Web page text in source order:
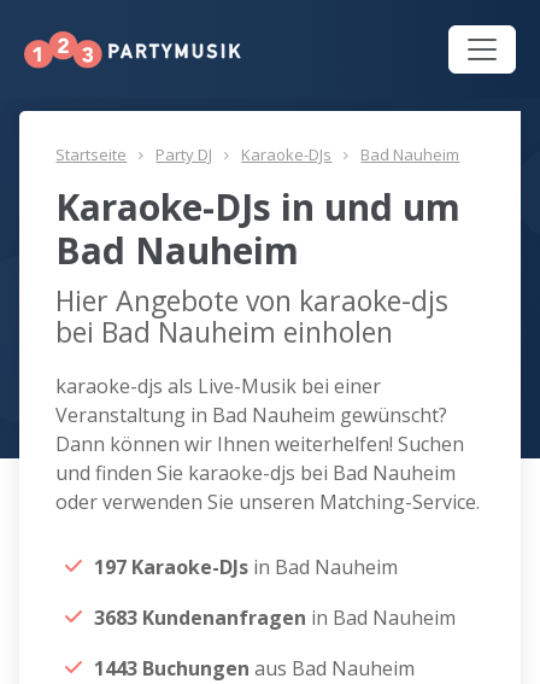
Startseite Party DJ Karaoke-DJs Bad Nauheim
Karaoke-DJs in und um
Bad Nauheim
Hier Angebote von karaoke-djs
bei Bad Nauheim einholen
karaoke-djs als Live-Musik bei einer
Veranstaltung in Bad Nauheim gewünscht?
Dann können wir Ihnen weiterhelfen! Suchen
und finden Sie karaoke-djs bei Bad Nauheim
oder verwenden Sie unseren Matching-Service.
197 Karaoke-DJs in Bad Nauheim
3683 Kundenanfragen in Bad Nauheim
1443 Buchungen aus Bad Nauheim